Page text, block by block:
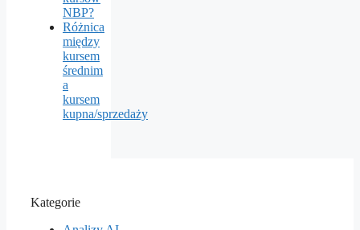
NBP?
Różnica
między
kursem
średnim
a
kursem
kupna/sprzedaży
Kategorie